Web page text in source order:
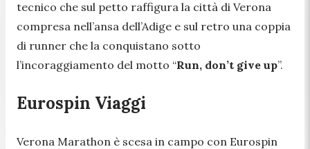
tecnico che sul petto raffigura la città di Verona
compresa nell’ansa dell’Adige e sul retro una coppia
di runner che la conquistano sotto
l’incoraggiamento del motto “Run, don’t give up”.
Eurospin Viaggi
Verona Marathon è scesa in campo con Eurospin